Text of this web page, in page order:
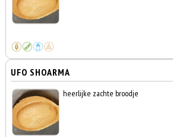
UFO SHOARMA
heerlijke zachte broodje